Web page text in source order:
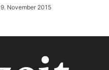
9. November 2015